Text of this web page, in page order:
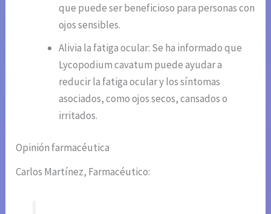
que puede ser beneficioso para personas con
ojos sensibles.
Alivia la fatiga ocular: Se ha informado que
Lycopodium cavatum puede ayudar a
reducir la fatiga ocular y los síntomas
asociados, como ojos secos, cansados o
irritados.
Opinión farmacéutica
Carlos Martínez, Farmacéutico: